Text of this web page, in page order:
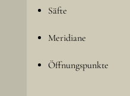
Säfte
Meridiane
Öffnungspunkte